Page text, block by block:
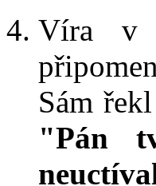
Víra v
Sám
"Pán